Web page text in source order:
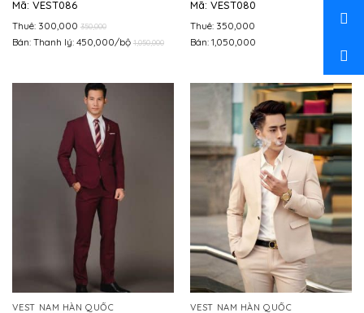
Mã: VEST086
Thuê: 300,000 350,000
Bán: Thanh lý: 450,000/bộ 1,050,000
Mã: VEST080
Thuê: 350,000
Bán: 1,050,000
VEST NAM HÀN QUỐC VEST NAM HÀN QUỐC